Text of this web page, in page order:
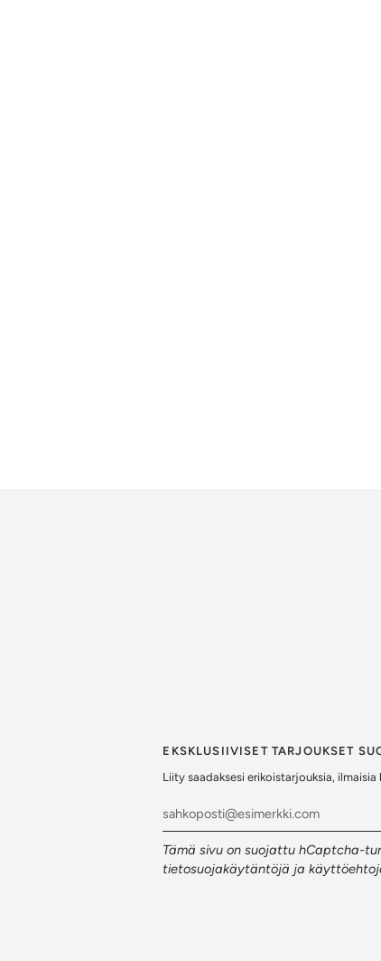
EKSKLUSIIVISET TARJOUKSET
Liity saadaksesi erikoistarjouksia,
Tämä sivu on suojattu hCaptcha-
tietosuojakäytäntöjä ja